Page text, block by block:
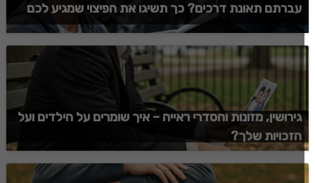
עברתם תאונת דרכים? כך תשיגו את הפיצוי שמגיע לכם
גירושין, מזונות והסדרי ראייה – איך שומרים על הילדים ועל
הזכויות שלך?